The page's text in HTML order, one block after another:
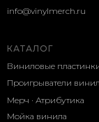
КАТАЛОГ
Виниловые
Проигрыватели
Мерч · Атрибутика
Мойка винила
info@vinylmerch.ru